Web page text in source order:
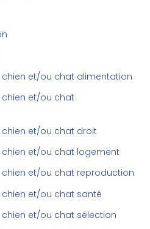
chien et/ou chat alimentation
chien et/ou chat
chien et/ou chat droit
chien et/ou chat logement
chien et/ou chat reproduction
chien et/ou chat santé
chien et/ou chat sélection